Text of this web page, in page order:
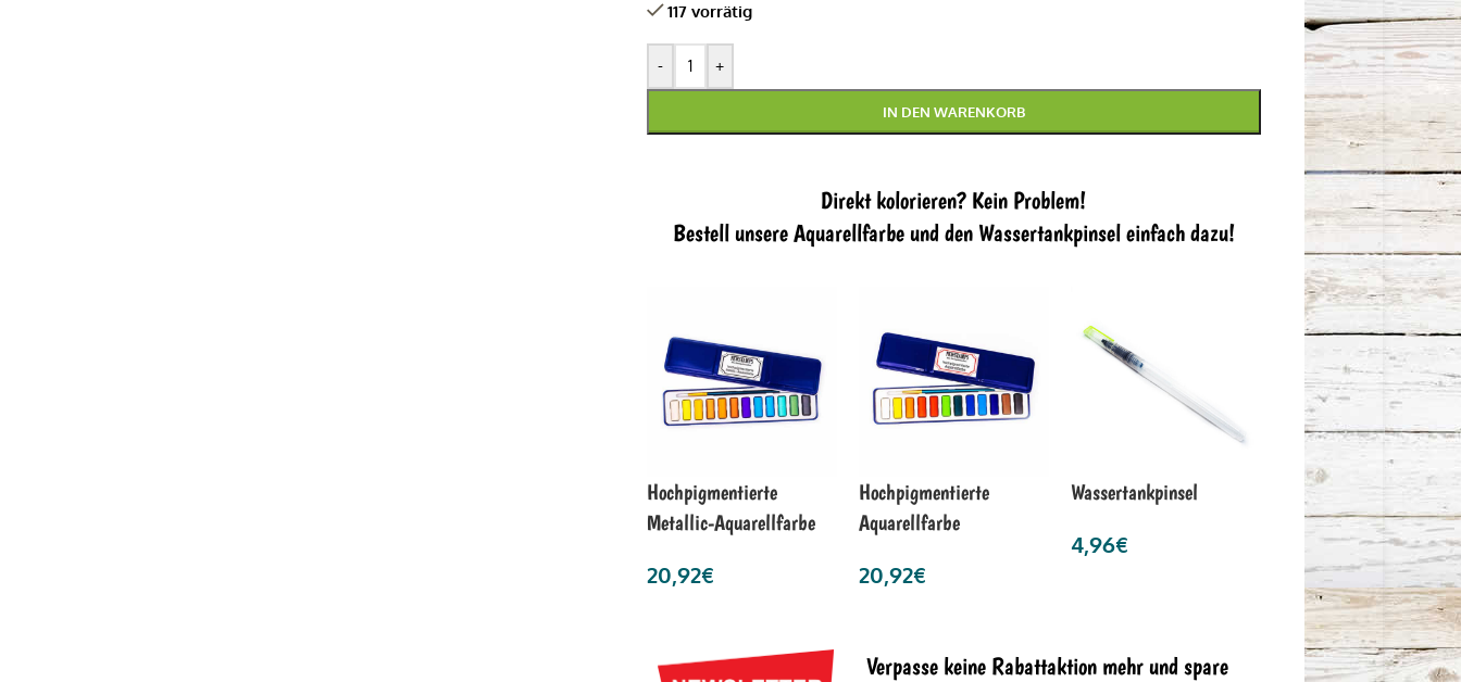
117 vorrätig
- +
IN DEN WARENKORB
Direkt kolorieren? Kein Problem!
Bestell unsere Aquarellfarbe und den Wassertankpinsel einfach dazu!
Hochpigmentierte
Metallic-Aquarellfarbe
20,92€
Hochpigmentierte
Aquarellfarbe
20,92€
Wassertankpinsel
4,96€
Verpasse keine Rabattaktion mehr und spare